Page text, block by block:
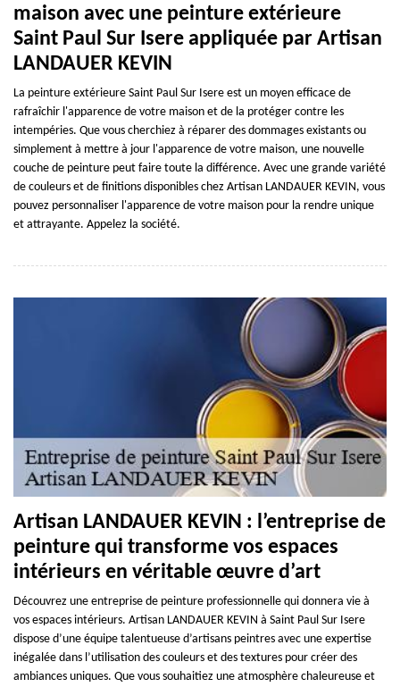
maison avec une peinture extérieure
Saint Paul Sur Isere appliquée par Artisan
LANDAUER KEVIN
La peinture extérieure Saint Paul Sur Isere est un moyen efficace de
rafraîchir l'apparence de votre maison et de la protéger contre les
intempéries. Que vous cherchiez à réparer des dommages existants ou
simplement à mettre à jour l'apparence de votre maison, une nouvelle
couche de peinture peut faire toute la différence. Avec une grande variété
de couleurs et de finitions disponibles chez Artisan LANDAUER KEVIN, vous
pouvez personnaliser l'apparence de votre maison pour la rendre unique
et attrayante. Appelez la société.
Artisan LANDAUER KEVIN : l’entreprise de
peinture qui transforme vos espaces
intérieurs en véritable œuvre d’art
Découvrez une entreprise de peinture professionnelle qui donnera vie à
vos espaces intérieurs. Artisan LANDAUER KEVIN à Saint Paul Sur Isere
dispose d’une équipe talentueuse d’artisans peintres avec une expertise
inégalée dans l’utilisation des couleurs et des textures pour créer des
ambiances uniques. Que vous souhaitiez une atmosphère chaleureuse et